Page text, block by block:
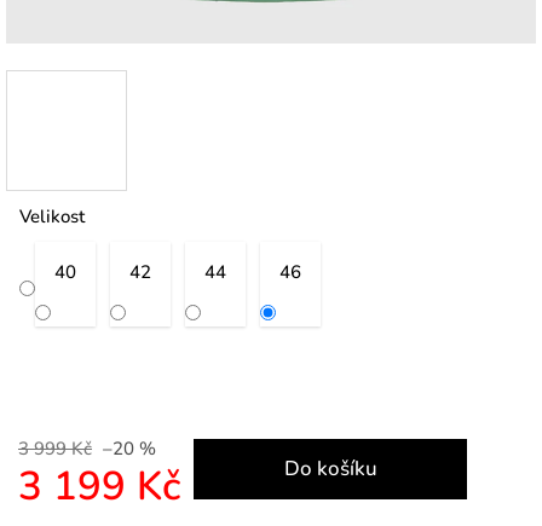
Velikost
40 42 44 46
3 999 Kč –20 %
3 199 Kč Do košíku